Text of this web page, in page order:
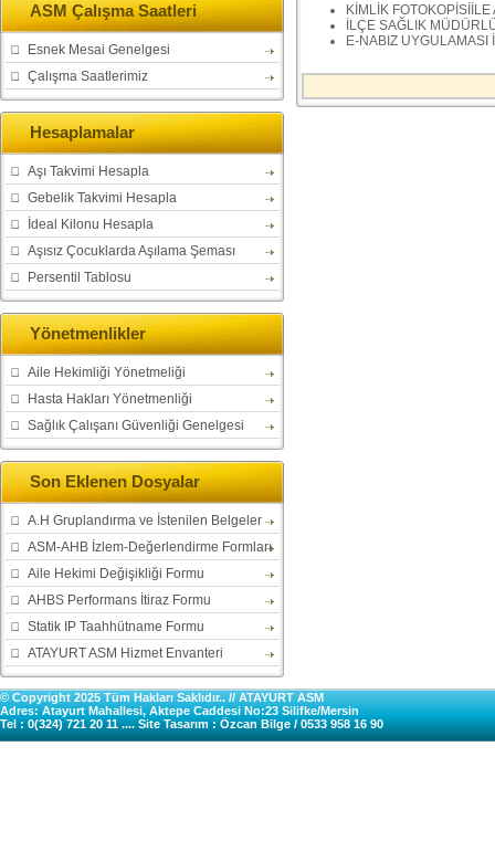
ASM Çalışma Saatleri
Esnek Mesai Genelgesi
Çalışma Saatlerimiz
Hesaplamalar
Aşı Takvimi Hesapla
Gebelik Takvimi Hesapla
İdeal Kilonu Hesapla
Aşısız Çocuklarda Aşılama Şeması
Persentil Tablosu
Yönetmenlikler
Aile Hekimliği Yönetmeliği
Hasta Hakları Yönetmenliği
Sağlık Çalışanı Güvenliği Genelgesi
Son Eklenen Dosyalar
A.H Gruplandırma ve İstenilen Belgeler
ASM-AHB İzlem-Değerlendirme Formları
Aile Hekimi Değişikliği Formu
AHBS Performans İtiraz Formu
Statik IP Taahhütname Formu
ATAYURT ASM Hizmet Envanteri
KİMLİK
İLÇE SAĞLIK
E-NABIZ UYGULAMASI
© Copyright 2025 Tüm Hakları Saklıdır.. // ATAYURT ASM
Adres: Atayurt Mahallesi, Aktepe Caddesi No:23 Silifke/Mersin
Tel : 0(324) 721 20 11 .... Site Tasarım : Özcan Bilge / 0533 958 16 90